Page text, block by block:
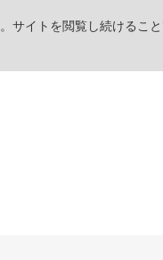
サイトを閲覧し続けるこ